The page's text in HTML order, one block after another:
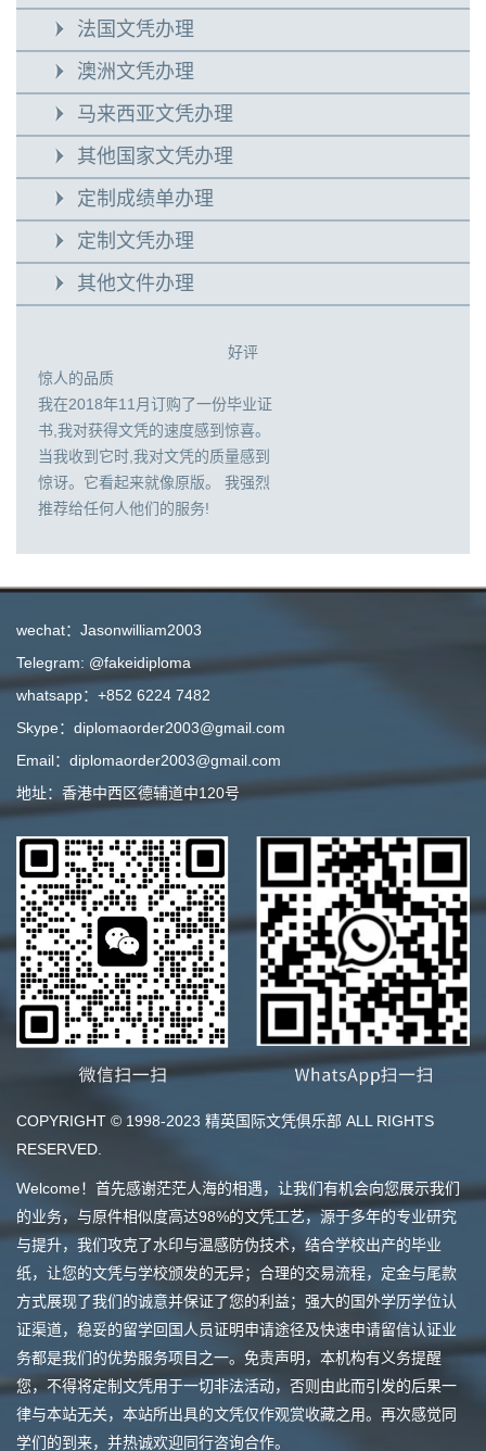
法国文凭办理
澳洲文凭办理
马来西亚文凭办理
其他国家文凭办理
定制成绩单办理
定制文凭办理
其他文件办理
好评
惊人的品质
我在2018年11月订购了一份毕业证
书,我对获得文凭的速度感到惊喜。
当我收到它时,我对文凭的质量感到
惊讶。它看起来就像原版。 我强烈
推荐给任何人他们的服务!
wechat：Jasonwilliam2003
Telegram: @fakeidiploma
whatsapp：+852 6224 7482
Skype：diplomaorder2003@gmail.com
Email：diplomaorder2003@gmail.com
地址：香港中西区德辅道中120号
COPYRIGHT © 1998-2023 精英国际文凭俱乐部 ALL RIGHTS
RESERVED.
Welcome！首先感谢茫茫人海的相遇，让我们有机会向您展示我们
的业务，与原件相似度高达98%的文凭工艺，源于多年的专业研究
与提升，我们攻克了水印与温感防伪技术，结合学校出产的毕业
纸，让您的文凭与学校颁发的无异；合理的交易流程，定金与尾款
方式展现了我们的诚意并保证了您的利益；强大的国外学历学位认
证渠道，稳妥的留学回国人员证明申请途径及快速申请留信认证业
务都是我们的优势服务项目之一。免责声明，本机构有义务提醒
您，不得将定制文凭用于一切非法活动，否则由此而引发的后果一
律与本站无关，本站所出具的文凭仅作观赏收藏之用。再次感觉同
学们的到来，并热诚欢迎同行咨询合作。